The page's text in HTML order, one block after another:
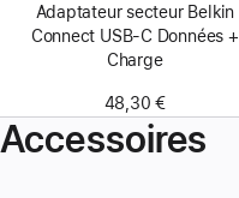
Adaptateur secteur Belkin
Connect USB-C Données +
Charge
48,30 €
Accessoires